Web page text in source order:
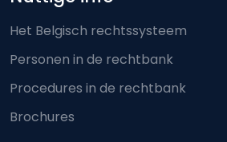
Het Belgisch rechtssysteem
Personen in de rechtbank
Procedures in de rechtbank
Brochures